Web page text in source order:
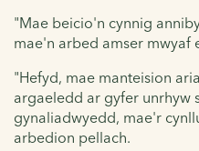
"Mae beicio'n cynnig
mae'n arbed amser mwyaf
"Hefyd, mae manteision
argaeledd ar gyfer unrhyw
gynaliadwyedd, mae'r
arbedion pellach.